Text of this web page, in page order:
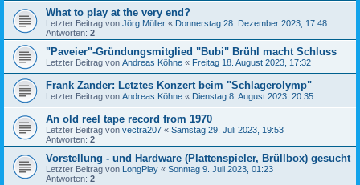
What to play at the very end?
Letzter Beitrag von Jörg Müller « Donnerstag 28. Dezember 2023, 17:48
Antworten: 2
"Paveier"-Gründungsmitglied "Bubi" Brühl macht Schluss
Letzter Beitrag von Andreas Köhne « Freitag 18. August 2023, 17:32
Frank Zander: Letztes Konzert beim "Schlagerolymp"
Letzter Beitrag von Andreas Köhne « Dienstag 8. August 2023, 20:35
An old reel tape record from 1970
Letzter Beitrag von vectra207 « Samstag 29. Juli 2023, 19:53
Antworten: 2
Vorstellung - und Hardware (Plattenspieler, Brüllbox) gesucht
Letzter Beitrag von LongPlay « Sonntag 9. Juli 2023, 01:23
Antworten: 2